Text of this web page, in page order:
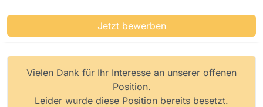
Jetzt bewerben
Vielen Dank für Ihr Interesse an unserer offenen
Position.
Leider wurde diese Position bereits besetzt.